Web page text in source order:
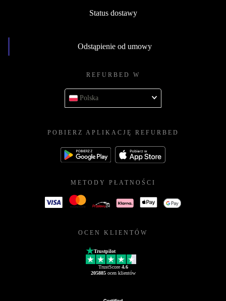
Status dostawy
Odstąpienie od umowy
REFURBED W
Polska
POBIERZ APLIKACJĘ REFURBED
METODY PŁATNOŚCI
OCEN KLIENTÓW
Trustpilot
TrustScore 4.6
205885ocen klientów